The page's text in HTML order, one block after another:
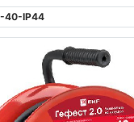
40-IP44